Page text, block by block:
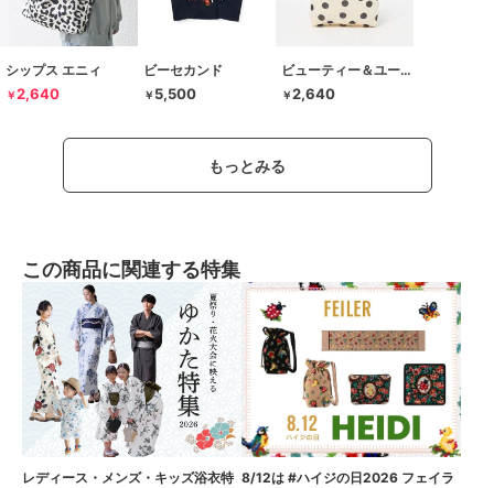
シップス エニィ
￥2,640
ビーセカンド
￥ 5,500
ビューティー＆ユース ユナイテッドアローズ
￥2,640
もっとみる
この商品に関連する特集
レディース・メンズ・キッズ浴衣特 8/12は #ハイジの日2026 フェイラ